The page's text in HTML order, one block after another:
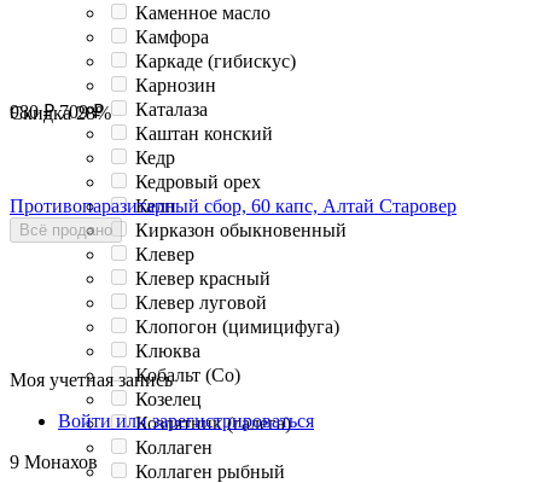
Каменное масло
Камфора
Каркаде (гибискус)
Карнозин
Каталаза
Каштан конский
Кедр
Кедровый орех
Келп
Кирказон обыкновенный
Клевер
Клевер красный
Клевер луговой
Клопогон (цимицифуга)
Клюква
Кобальт (Co)
Козелец
Козлятник (галега)
Коллаген
Коллаген рыбный
Скидка28%
980 ₽ 709 ₽
Противопаразитарный сбор, 60 капс, Алтай Старовер
Всё продано
Моя учетная запись
Войти или зарегистрироваться
9 Монахов